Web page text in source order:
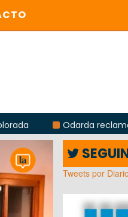
Odarda reclamó la
Tweets por